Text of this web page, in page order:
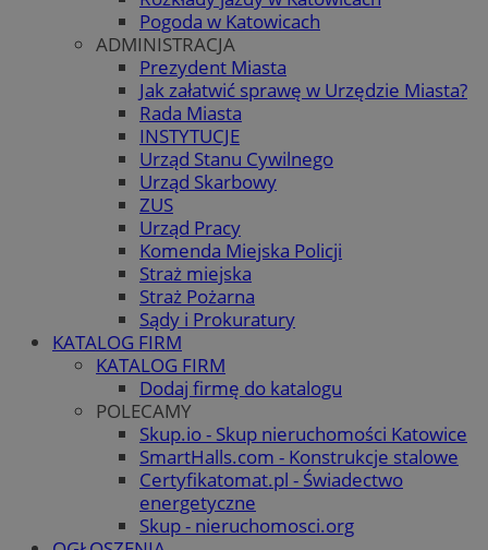
Pogoda w Katowicach
ADMINISTRACJA
Prezydent Miasta
Jak załatwić sprawę w Urzędzie Miasta?
Rada Miasta
INSTYTUCJE
Urząd Stanu Cywilnego
Urząd Skarbowy
ZUS
Urząd Pracy
Komenda Miejska Policji
Straż miejska
Straż Pożarna
Sądy i Prokuratury
KATALOG FIRM
KATALOG FIRM
Dodaj firmę do katalogu
POLECAMY
Skup.io - Skup nieruchomości Katowice
SmartHalls.com - Konstrukcje stalowe
Certyfikatomat.pl - Świadectwo
energetyczne
Skup - nieruchomosci.org